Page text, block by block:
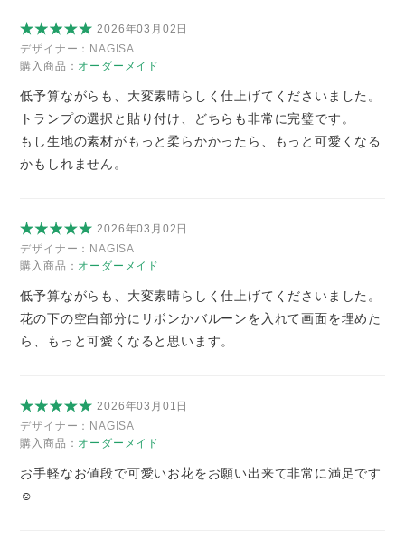
2026年03月02日
デザイナー： NAGISA
購入商品： オーダーメイド
低予算ながらも、大変素晴らしく仕上げてくださいました。
トランプの選択と貼り付け、どちらも非常に完璧です。
もし生地の素材がもっと柔らかかったら、もっと可愛くなる
かもしれません。
2026年03月02日
デザイナー： NAGISA
購入商品： オーダーメイド
低予算ながらも、大変素晴らしく仕上げてくださいました。
花の下の空白部分にリボンかバルーンを入れて画面を埋めた
ら、もっと可愛くなると思います。
2026年03月01日
デザイナー： NAGISA
購入商品： オーダーメイド
お手軽なお値段で可愛いお花をお願い出来て非常に満足です
☺️